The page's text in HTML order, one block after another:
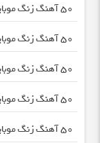
50 آهنگ زنگ موبایل ایفون
50 آهنگ زنگ موبایل اورجینال
50 آهنگ زنگ موبایل ویژه محرم
50 آهنگ زنگ موبایل رمانتیک
50 آهنگ زنگ موبایل حرم